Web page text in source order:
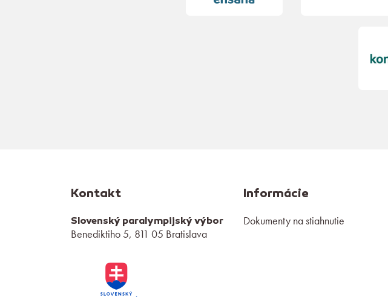
Kontakt
Slovenský paralympijský výbor
Benediktiho 5, 811 05 Bratislava
Informácie
Dokumenty na stiahnutie